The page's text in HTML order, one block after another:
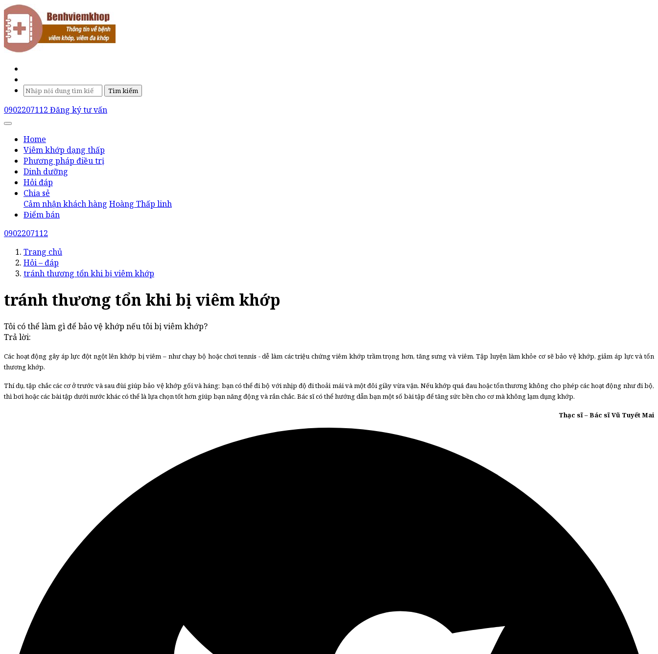
Tìm kiếm
0902207112 Đăng ký tư vấn
Home
Viêm khớp dạng thấp
Phương pháp điều trị
Dinh dưỡng
Hỏi đáp
Chia sẻ
Cảm nhận khách hàng Hoàng Thấp linh
Điểm bán
0902207112
Trang chủ
Hỏi – đáp
tránh thương tổn khi bị viêm khớp
tránh thương tổn khi bị viêm khớp
Tôi có thể làm gì để bảo vệ khớp nếu tôi bị viêm khớp?
Trả lời:
Các hoạt động gây áp lực đột ngột lên khớp bị viêm – như chạy bộ hoặc chơi tennis - dễ làm các triệu chứng viêm khớp trầm trọng hơn, tăng sưng và viêm. Tập luyện làm khỏe cơ sẽ bảo vệ khớp, giảm áp lực và tổn
thương khớp.
Thí dụ, tập chắc các cơ ở trước và sau đùi giúp bảo vệ khớp gối và háng; bạn có thể đi bộ với nhịp độ đi thoải mái và một đôi giầy vừa vặn. Nếu khớp quá đau hoặc tổn thương không cho phép các hoạt động như đi bộ,
thì bơi hoặc các bài tập dưới nước khác có thể là lựa chọn tốt hơn giúp bạn năng động và rắn chắc. Bác sĩ có thể hướng dẫn bạn một số bài tập để tăng sức bền cho cơ mà không lạm dụng khớp.
Thạc sĩ – Bác sĩ Vũ Tuyết Mai